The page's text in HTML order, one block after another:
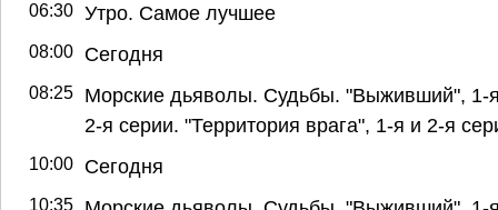
06:30 Утро. Самое лучшее
08:00 Сегодня
08:25
Морские дьяволы. Судьбы. "Выживший", 1-
2-я серии. "Территория врага", 1-я и 2-я
10:00 Сегодня
10:35